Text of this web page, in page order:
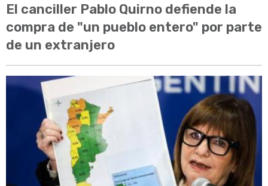
El canciller Pablo Quirno defiende la
compra de "un pueblo entero" por parte
de un extranjero